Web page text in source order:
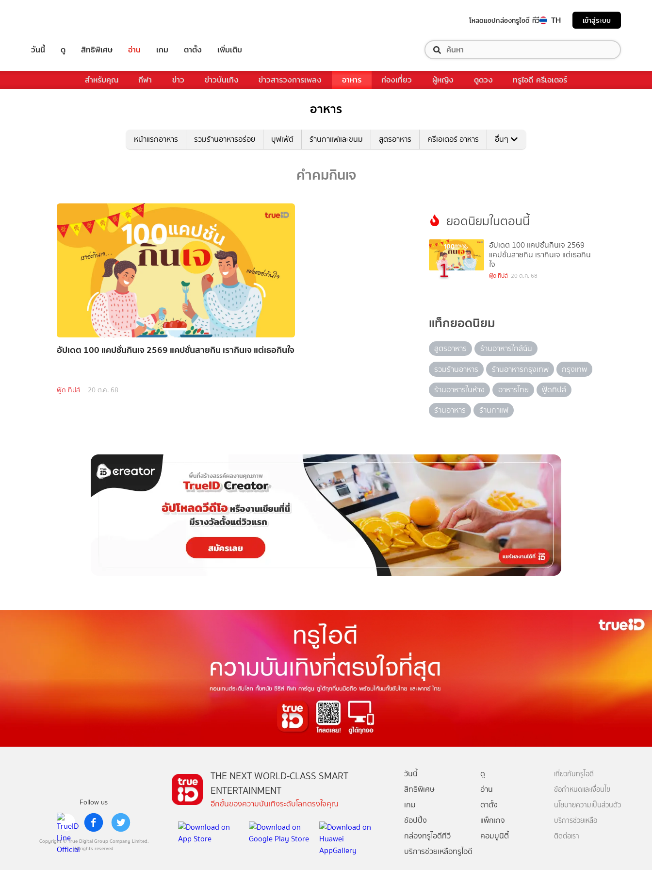
โหลดแอปกล่องทรูไอดี ทีวี TH เข้าสู่ระบบ
วันนี้ ดู สิทธิพิเศษ อ่าน เกม ตาตั้ง เพิ่มเติม
สำหรับคุณ กีฬา ข่าว ข่าวบันเทิง ข่าวสารวงการเพลง อาหาร ท่องเที่ยว ผู้หญิง ดูดวง ทรูไอดี ครีเอเตอร์
อาหาร
หน้าแรกอาหาร รวมร้านอาหารอร่อย บุฟเฟ่ต์ ร้านกาแฟและขนม สูตรอาหาร ครีเอเตอร์ อาหาร อื่นๆ
คำคมกินเจ
อัปเดต 100 แคปชั่นกินเจ 2569 แคปชั่นสายกิน เรากินเจ แต่เธอกินใจ
ฟู้ด ทิปส์ 20 ต.ค. 68
ยอดนิยมในตอนนี้
1
อัปเดต 100 แคปชั่นกินเจ 2569
แคปชั่นสายกิน เรากินเจ แต่เธอกิน
ใจ
ฟู้ด ทิปส์ 20 ต.ค. 68
แท็กยอดนิยม
สูตรอาหาร
ร้านอาหารใกล้ฉัน
รวมร้านอาหาร
ร้านอาหารกรุงเทพ
กรุงเทพ
ร้านอาหารในห้าง
อาหารไทย
ฟู้ดทิปส์
ร้านอาหาร
ร้านกาแฟ
Follow us
Copyright © True Digital Group Company Limited.
All rights reserved
THE NEXT WORLD-CLASS SMART
ENTERTAINMENT
อีกขั้นของความบันเทิงระดับโลกตรงใจคุณ
วันนี้
ดู
สิทธิพิเศษ
อ่าน
เกม
ตาตั้ง
ช้อปปิ้ง
แพ็กเกจ
กล่องทรูไอดีทีวี
คอมมูนิตี้
บริการช่วยเหลือทรูไอดี
เกี่ยวกับทรูไอดี
ข้อกำหนดและเงื่อนไข
นโยบายความเป็นส่วนตัว
บริการช่วยเหลือ
ติดต่อเรา